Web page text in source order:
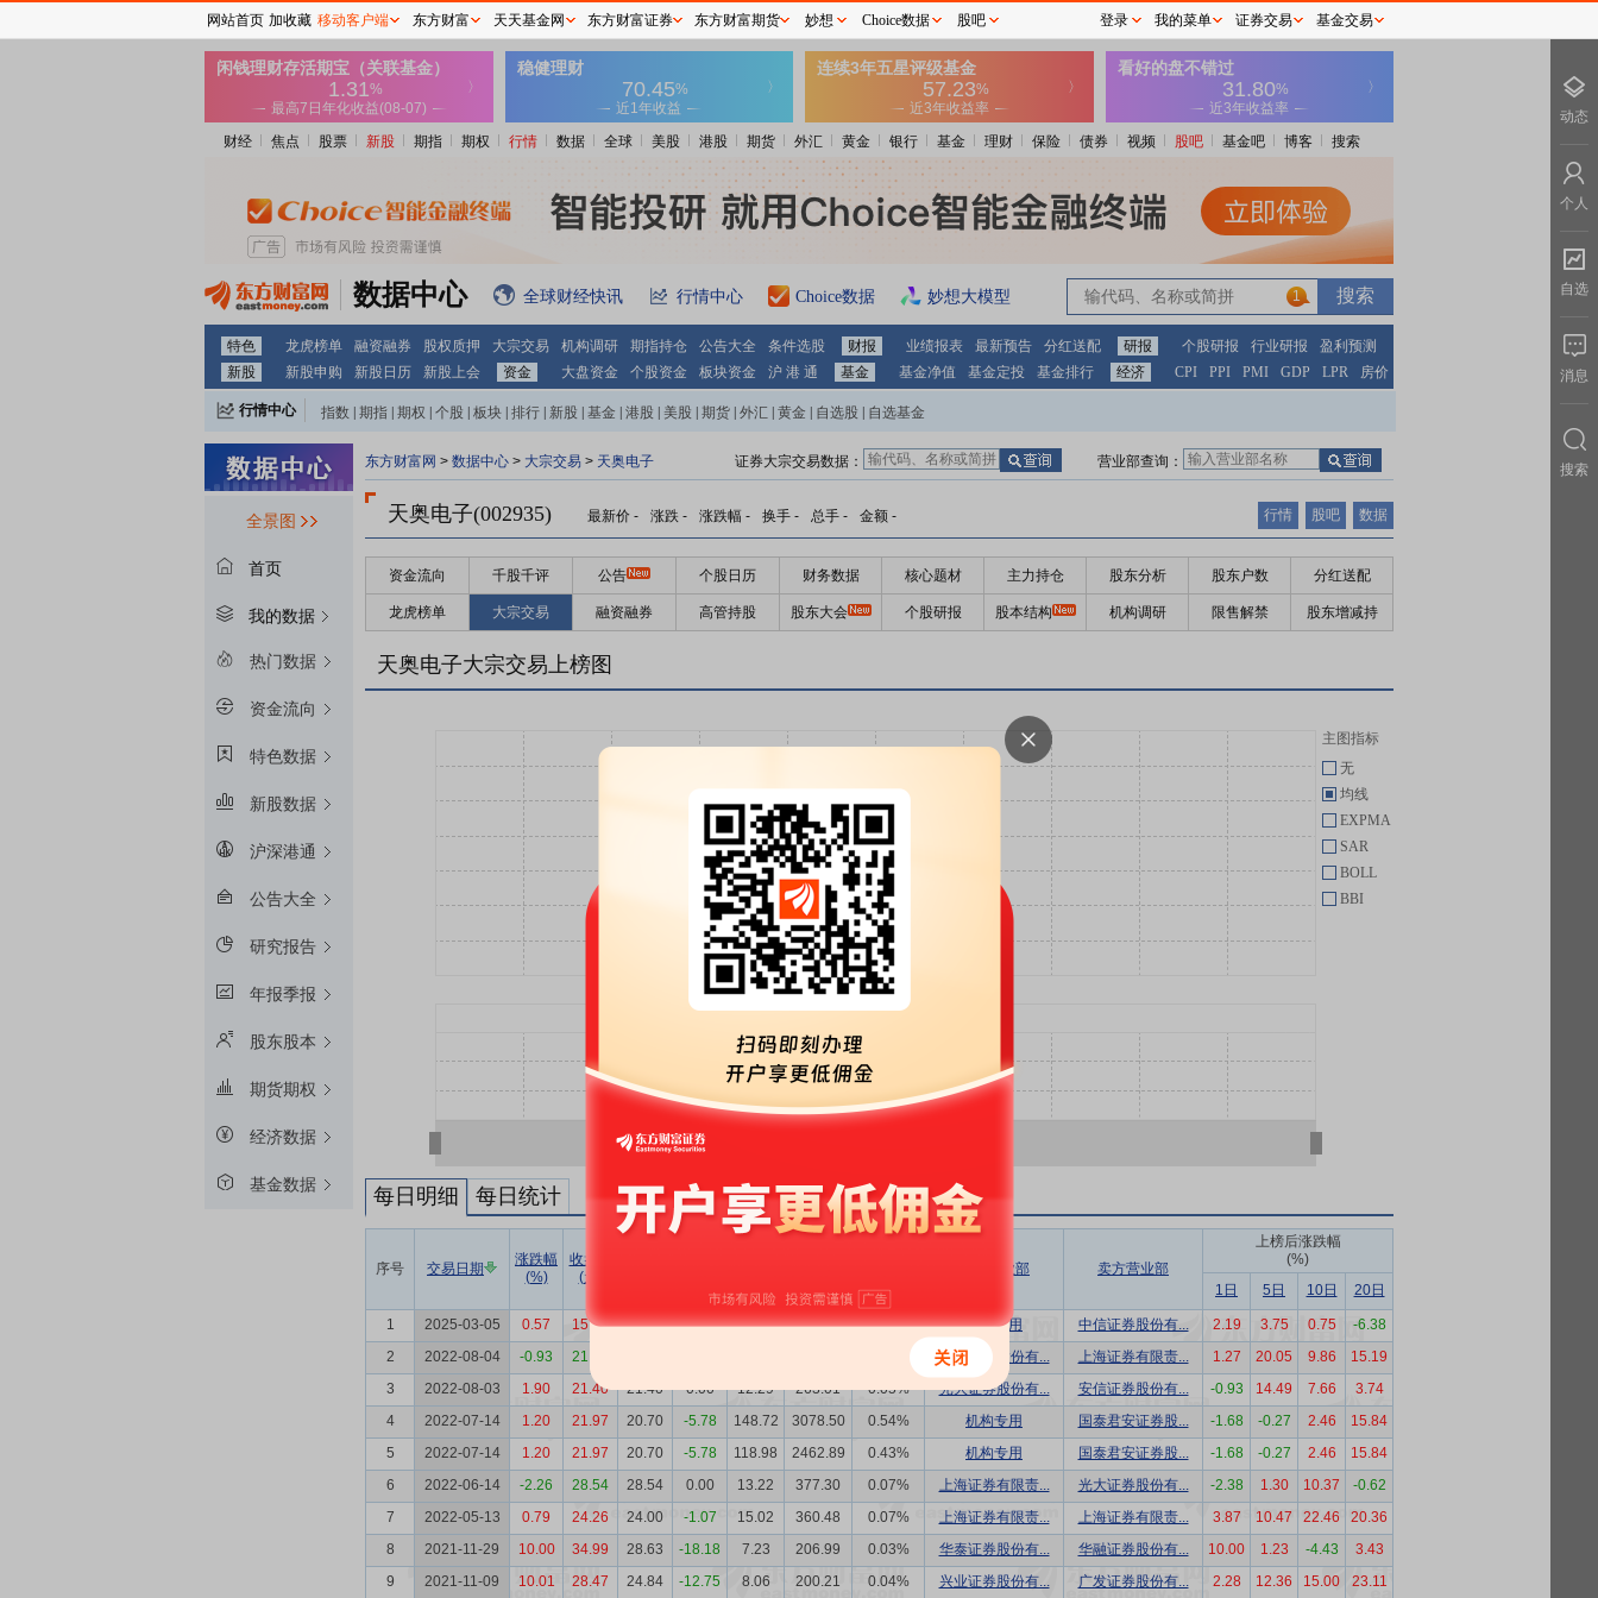
财经 焦点 股票 新股 期指 期权 行情 数据 全球 美股 港股 期货 外汇 黄金 银行 基金 理财 保险 债券 视频 股吧 基金吧 博客 搜索
数据中心 全球财经快讯 行情中心 Choice数据 妙想大模型 1
特色 龙虎榜单 融资融券 股权质押 大宗交易 机构调研 期指持仓 公告大全 条件选股 财报 业绩报表 最新预告 分红送配 研报 个股研报 行业研报
盈利预测
新股
新股申购 新股日历 新股上会 资金 大盘资金 个股资金 板块资金 沪 港 通 基金 基金净值 基金定投 基金排行 经济 CPI PPI PMI GDP LPR 房价
行情中心 指数 期指 期权 个股 板块 排行 新股 基金 港股 美股 期货 外汇 黄金 自选股 自选基金
全景图
首页
我的数据
热门数据
资金流向
特色数据
新股数据
沪深港通
公告大全
研究报告
年报季报
股东股本
期货期权
经济数据
基金数据
东方财富网 > 数据中心 > 大宗交易 > 天奥电子 营业部查询：
证券大宗交易数据：
天奥电子(002935) 最新价 - 涨跌 - 涨跌幅 - 换手 - 总手 - 金额 - 行情 股吧 数据
资金流向 千股千评 公告 个股日历 财务数据 核心题材 主力持仓 股东分析 股东户数 分红送配
龙虎榜单 大宗交易 融资融券 高管持股 股东大会 个股研报 股本结构 机构调研 限售解禁 股东增减持
天奥电子大宗交易上榜图
主图指标
无
均线
EXPMA
SAR
BOLL
BBI
每日明细 每日统计
序号 交易日期
涨跌幅
(%)
收盘价
(元)
买方营业部 卖方营业部
上榜后涨跌幅
(%)
1日
5日 10日 20日
1 2025-03-05 0.57 15.99 15.99 0.00 12.80 204.67 0.03% 机构专用 中信证券股份有... 2.19 3.75 0.75
-6.38
2
2022-08-04 -0.93 21.20 兴业证券股份有... 上海证券有限责... 1.27 20.05 9.86
15.19
3
2022-08-03 1.90 21.40 21.40 0.00 12.29 263.01 0.05% 光大证券股份有... 安信证券股份有... -0.93 14.49 7.66
3.74
4
2022-07-14 1.20 21.97 20.70 -5.78 148.72 3078.50 0.54% 机构专用 国泰君安证券股... -1.68 -0.27 2.46
15.84
5
2022-07-14 1.20 21.97 20.70 -5.78 118.98 2462.89 0.43% 机构专用 国泰君安证券股... -1.68 -0.27 2.46
15.84
6
2022-06-14 -2.26 28.54 28.54 0.00 13.22 377.30 0.07% 上海证券有限责... 光大证券股份有... -2.38 1.30 10.37
-0.62
7
2022-05-13 0.79 24.26 24.00 -1.07 15.02 360.48 0.07% 上海证券有限责... 上海证券有限责... 3.87 10.47 22.46
20.36
8
2021-11-29 10.00 34.99 28.63 -18.18 7.23 206.99 0.03% 华泰证券股份有... 华融证券股份有... 10.00 1.23 -4.43
3.43
9
2021-11-09 10.01 28.47 24.84 -12.75 8.06 200.21 0.04% 兴业证券股份有... 广发证券股份有... 2.28 12.36 15.00 23.11
网站首页 加收藏 移动客户端 东方财富 天天基金网 东方财富证券 东方财富期货 妙想 Choice数据 股吧 登录 我的菜单 证券交易 基金交易
动态
个人
自选
消息
搜索